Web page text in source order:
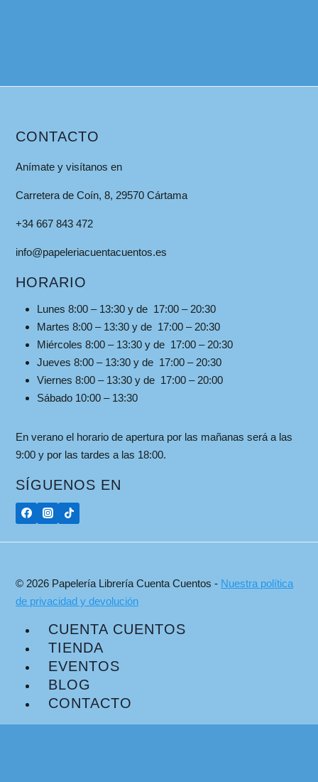
CONTACTO
Anímate y visítanos en
Carretera de Coín, 8, 29570 Cártama
+34 667 843 472
info@papeleriacuentacuentos.es
HORARIO
Lunes 8:00 – 13:30 y de 17:00 – 20:30
Martes 8:00 – 13:30 y de 17:00 – 20:30
Miércoles 8:00 – 13:30 y de 17:00 – 20:30
Jueves 8:00 – 13:30 y de 17:00 – 20:30
Viernes 8:00 – 13:30 y de 17:00 – 20:00
Sábado 10:00 – 13:30
En verano el horario de apertura por las mañanas será a las
9:00 y por las tardes a las 18:00.
SÍGUENOS EN
© 2026 Papelería Librería Cuenta Cuentos - Nuestra política
de privacidad y devolución
CUENTA CUENTOS
TIENDA
EVENTOS
BLOG
CONTACTO